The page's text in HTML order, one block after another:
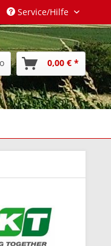
Service/Hilfe
0,00 € *